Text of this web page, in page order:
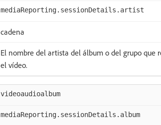
mediaReporting.sessionDetails.artist
cadena
El nombre del artista del álbum o del grupo que
el vídeo.
videoaudioalbum
mediaReporting.sessionDetails.album